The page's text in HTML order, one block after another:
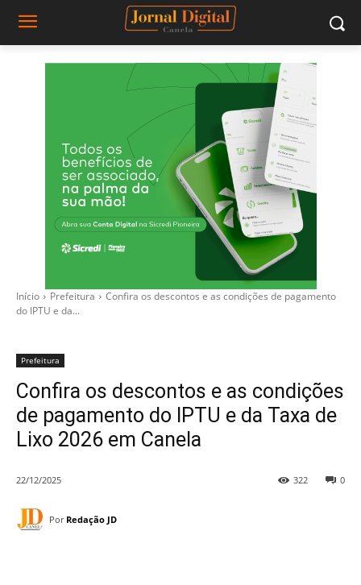
Início Prefeitura
Confira os descontos e as condições de pagamento
do IPTU e da...
Prefeitura
Confira os descontos e as condições
de pagamento do IPTU e da Taxa de
Lixo 2026 em Canela
22/12/2025 0
322
Por Redação JD